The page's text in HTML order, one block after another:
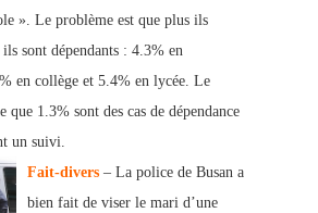
». Le problème est que plus ils
sont dépendants : 4.3% en
en collège et 5.4% en lycée. Le
que 1.3% sont des cas de dépendance
un suivi.
Fait-divers – La police de Busan a
bien fait de viser le mari d’une